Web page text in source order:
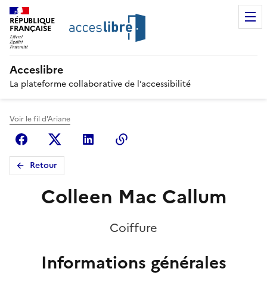
RÉPUBLIQUE
FRANÇAISE
Acceslibre
La plateforme collaborative de l’accessibilité
Voir le fil d'Ariane
FacebookX (anciennement Twitter)
Linkedin
Retour
Colleen Mac Callum
Coiffure
Informations générales